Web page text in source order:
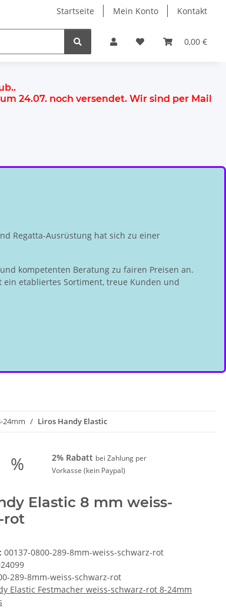
Startseite Mein Konto Kontakt
0,00 €
.
24.07. noch versendet. Wir sind per Mail
Regatta-Ausrüstung hat sich zu einer
kompetenten Beratung zu fairen Preisen an.
etabliertes Sortiment, treue Kunden und
24mm Liros Handy Elastic
% 2% Rabatt bei Zahlung per
Vorkasse (kein Paypal)
Elastic 8 mm weiss-
rot
00137-0800-289-8mm-weiss-schwarz-rot
289-8mm-weiss-schwarz-rot
Elastic Festmacher weiss-schwarz-rot 8-24mm